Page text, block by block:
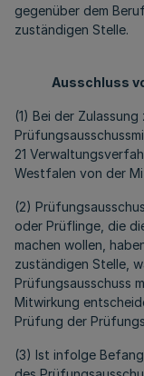
gegenüber dem
zuständigen Stelle.
Ausschluss
(1) Bei der
21
Westfalen von der
(2)
oder Prüflinge, die
machen wollen,
zuständigen Stelle,
Prüfungsausschuss
Mitwirkung
Prüfung der
(3) Ist infolge